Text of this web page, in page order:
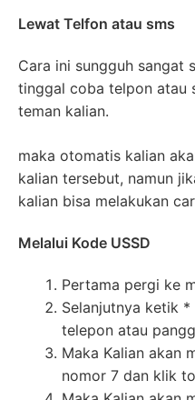
Lewat Telfon atau sms
Cara ini sungguh sangat
tinggal coba telpon atau
teman kalian.
maka otomatis kalian
kalian tersebut, namun
kalian bisa melakukan
Melalui Kode USSD
Pertama pergi ke
Selanjutnya ketik
telepon atau
Maka Kalian akan
nomor 7 dan klik